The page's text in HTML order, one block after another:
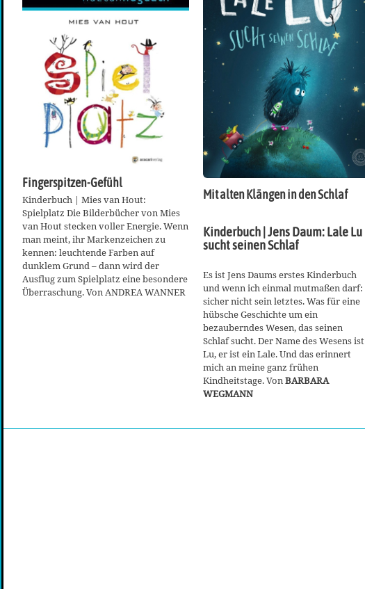
Fingerspitzen-Gefühl
Kinderbuch | Mies van Hout:
Spielplatz Die Bilderbücher von Mies
van Hout stecken voller Energie. Wenn
man meint, ihr Markenzeichen zu
kennen: leuchtende Farben auf
dunklem Grund – dann wird der
Ausflug zum Spielplatz eine besondere
Überraschung. Von ANDREA WANNER
Mit alten Klängen in den Schlaf
Kinderbuch | Jens Daum: Lale Lu
sucht seinen Schlaf
Es ist Jens Daums erstes Kinderbuch
und wenn ich einmal mutmaßen darf:
sicher nicht sein letztes. Was für eine
hübsche Geschichte um ein
bezauberndes Wesen, das seinen
Schlaf sucht. Der Name des Wesens ist
Lu, er ist ein Lale. Und das erinnert
mich an meine ganz frühen
Kindheitstage. VonBARBARA
WEGMANN